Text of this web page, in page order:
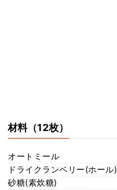
材料（12枚）
オートミール
ドライクランベリー(ホール)
砂糖(素炊糖)